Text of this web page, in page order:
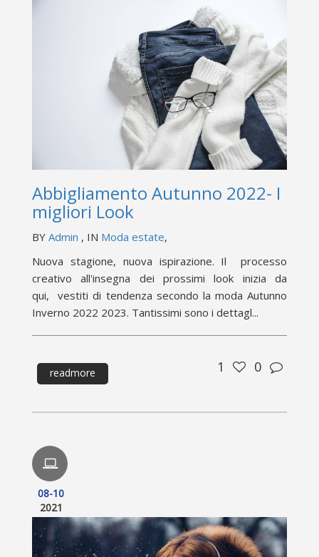
Abbigliamento Autunno 2022- I
migliori Look
BY Admin , IN Moda estate,
Nuova stagione, nuova ispirazione. Il processo
creativo all'insegna dei prossimi look inizia da
qui, vestiti di tendenza secondo la moda Autunno
Inverno 2022 2023. Tantissimi sono i dettagl...
readmore 1 0
08-10
2021